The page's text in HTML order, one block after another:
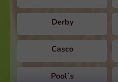
Derby
Casco
Pool´s